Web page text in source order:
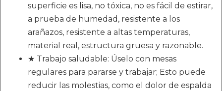
superficie es lisa, no tóxica, no es fácil de estirar,
a prueba de humedad, resistente a los
arañazos, resistente a altas temperaturas,
material real, estructura gruesa y razonable.
★ Trabajo saludable: Úselo con mesas
regulares para pararse y trabajar; Esto puede
reducir las molestias, como el dolor de espalda